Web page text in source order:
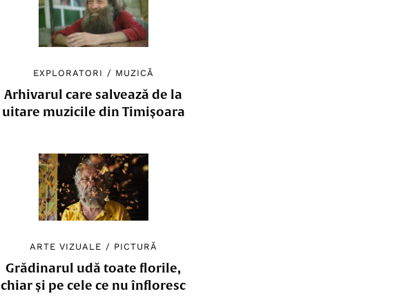
EXPLORATORI / MUZICĂ
Arhivarul care salvează de la
uitare muzicile din Timișoara
ARTE VIZUALE / PICTURĂ
Grădinarul udă toate florile,
chiar și pe cele ce nu înfloresc